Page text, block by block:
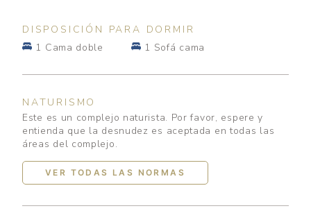
DISPOSICIÓN PARA DORMIR
1 Cama doble
1 Sofá cama
NATURISMO
Este es un complejo naturista. Por favor, espere y
entienda que la desnudez es aceptada en todas las
áreas del complejo.
VER TODAS LAS NORMAS